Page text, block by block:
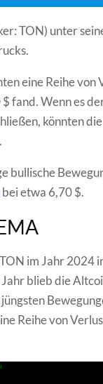
TON) unter
eine Reihe von
fand. Wenn es
könnten
bullische
bei etwa 6,70 $.
im Jahr 2024
blieb die
Reihe von